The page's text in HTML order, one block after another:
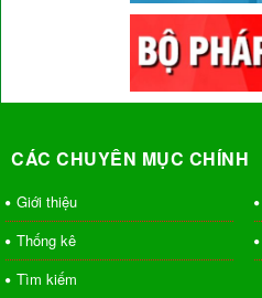
CÁC CHUYÊN MỤC CHÍNH
Giới thiệu
Thống kê
Tìm kiếm